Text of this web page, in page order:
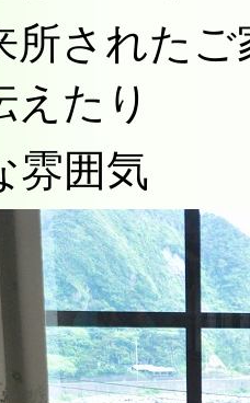
所された
えたり
雰囲気